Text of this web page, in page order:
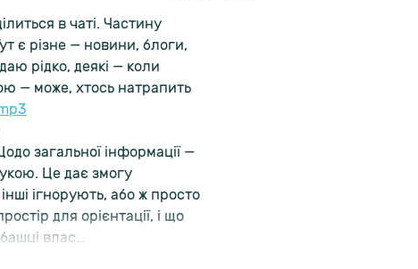
в чаті. Частину
є різне — новини, блоги,
рідко, деякі — коли
— може, хтось натрапить
загальної інформації —
Це дає змогу
ігнорують, або ж просто
для орієнтації, і що
влас…